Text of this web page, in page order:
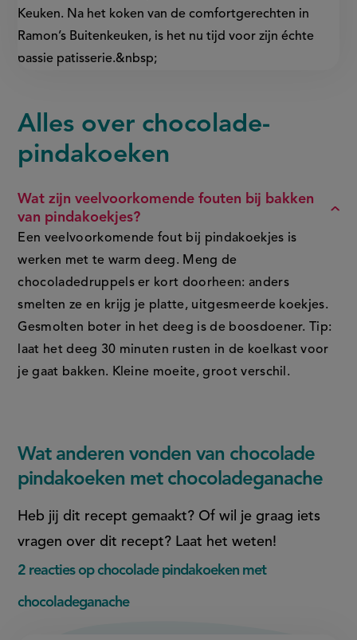
Keuken. Na het koken van de comfortgerechten in
Ramon’s Buitenkeuken, is het nu tijd voor zijn échte
passie patisserie.&nbsp;
FAQ
Alles over chocolade-
pindakoeken
Wat zijn veelvoorkomende fouten bij bakken
van pindakoekjes?
Een veelvoorkomende fout bij pindakoekjes is
werken met te warm deeg. Meng de
chocoladedruppels er kort doorheen: anders
smelten ze en krijg je platte, uitgesmeerde koekjes.
Gesmolten boter in het deeg is de boosdoener. Tip:
laat het deeg 30 minuten rusten in de koelkast voor
je gaat bakken. Kleine moeite, groot verschil.
Wat anderen vonden van chocolade
pindakoeken met chocoladeganache
Heb jij dit recept gemaakt? Of wil je graag iets
vragen over dit recept? Laat het weten!
2 reacties op chocolade pindakoeken met
chocoladeganache